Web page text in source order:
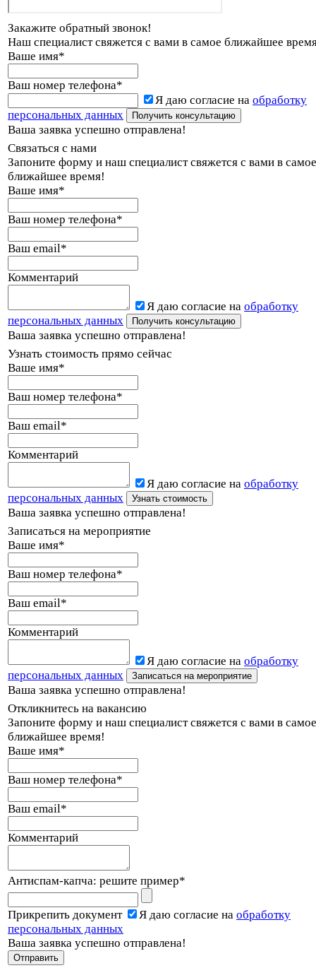
Закажите обратный звонок!
Наш специалист свяжется с вами в самое ближайшее
Ваше имя*
Ваш номер телефона*
Я даю согласие на обработку
персональных данных
Ваша заявка успешно отправлена!
Связаться с нами
Запоните форму и наш специалист свяжется с вами в самое
ближайшее время!
Ваше имя*
Ваш номер телефона*
Ваш email*
Комментарий
Я даю согласие на обработку
персональных данных
Ваша заявка успешно отправлена!
Узнать стоимость прямо сейчас
Ваше имя*
Ваш номер телефона*
Ваш email*
Комментарий
Я даю согласие на обработку
персональных данных
Ваша заявка успешно отправлена!
Записаться на мероприятие
Ваше имя*
Ваш номер телефона*
Ваш email*
Комментарий
Я даю согласие на обработку
персональных данных
Ваша заявка успешно отправлена!
Откликнитесь на вакансию
Запоните форму и наш специалист свяжется с вами в самое
ближайшее время!
Ваше имя*
Ваш номер телефона*
Ваш email*
Комментарий
Антиспам-капча: решите пример*
Прикрепить документ Я даю согласие на обработку
персональных данных
Ваша заявка успешно отправлена!